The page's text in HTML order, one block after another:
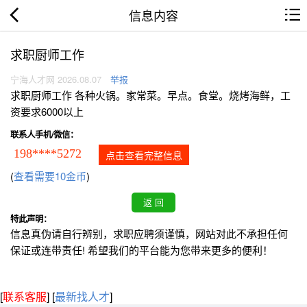
信息内容
求职厨师工作
宁海人才网 2026.08.07 举报
求职厨师工作 各种火锅。家常菜。早点。食堂。烧烤海鲜，工
资要求6000以上
联系人手机/微信：
198****5272 点击查看完整信息
(查看需要10金币)
特此声明：
信息真伪请自行辨别，求职应聘须谨慎，网站对此不承担任何
保证或连带责任! 希望我们的平台能为您带来更多的便利！
[联系客服] [最新找人才]